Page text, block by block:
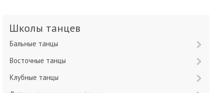
Школы танцев
Бальные танцы
Восточные танцы
Клубные танцы